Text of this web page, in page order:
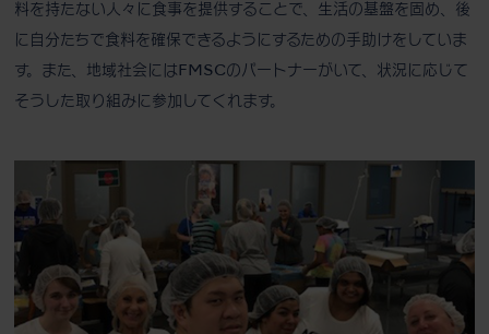
料を持たない人々に食事を提供することで、生活の基盤を固め、後
に自分たちで食料を確保できるようにするための手助けをしていま
す。また、地域社会にはFMSCのパートナーがいて、状況に応じて
そうした取り組みに参加してくれます。